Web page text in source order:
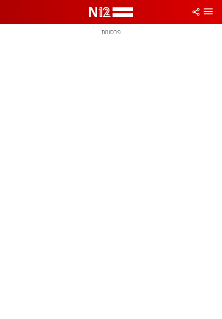
פרסומת